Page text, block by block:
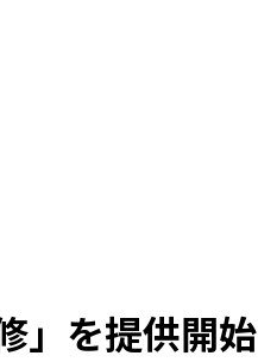
」を提供開始